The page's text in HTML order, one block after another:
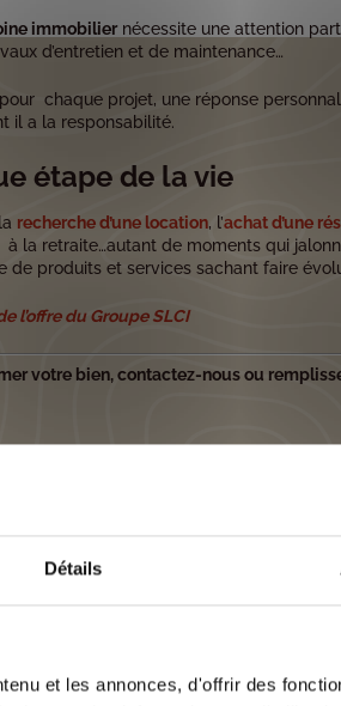
Détails
et les annonces, d'offrir des
immobiliernécessite une attention
d’entretien et de maintenance…
chaque projet, une réponse
il a la responsabilité.
étape de la vie
recherche d’une location, l’achat d’une
la retraite…autant de moments qui
de produits et services sachant faire
l’offre du Groupe SLCI
votre bien, contactez-nous ou